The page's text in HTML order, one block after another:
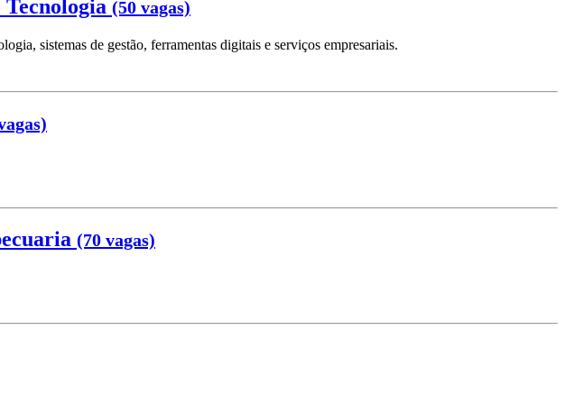
(50 vagas)
sistemas de gestão, ferramentas digitais e serviços empresariais.
(70 vagas)